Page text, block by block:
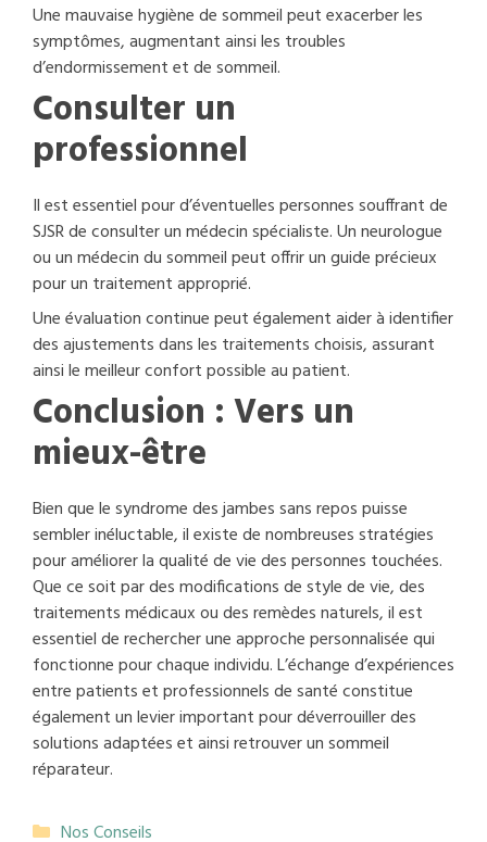
Une mauvaise hygiène de sommeil peut exacerber les
symptômes, augmentant ainsi les troubles
d’endormissement et de sommeil.
Consulter un
professionnel
Il est essentiel pour d’éventuelles personnes souffrant de
SJSR de consulter un médecin spécialiste. Un neurologue
ou un médecin du sommeil peut offrir un guide précieux
pour un traitement approprié.
Une évaluation continue peut également aider à identifier
des ajustements dans les traitements choisis, assurant
ainsi le meilleur confort possible au patient.
Conclusion : Vers un
mieux-être
Bien que le syndrome des jambes sans repos puisse
sembler inéluctable, il existe de nombreuses stratégies
pour améliorer la qualité de vie des personnes touchées.
Que ce soit par des modifications de style de vie, des
traitements médicaux ou des remèdes naturels, il est
essentiel de rechercher une approche personnalisée qui
fonctionne pour chaque individu. L’échange d’expériences
entre patients et professionnels de santé constitue
également un levier important pour déverrouiller des
solutions adaptées et ainsi retrouver un sommeil
réparateur.
Catégories
Nos Conseils